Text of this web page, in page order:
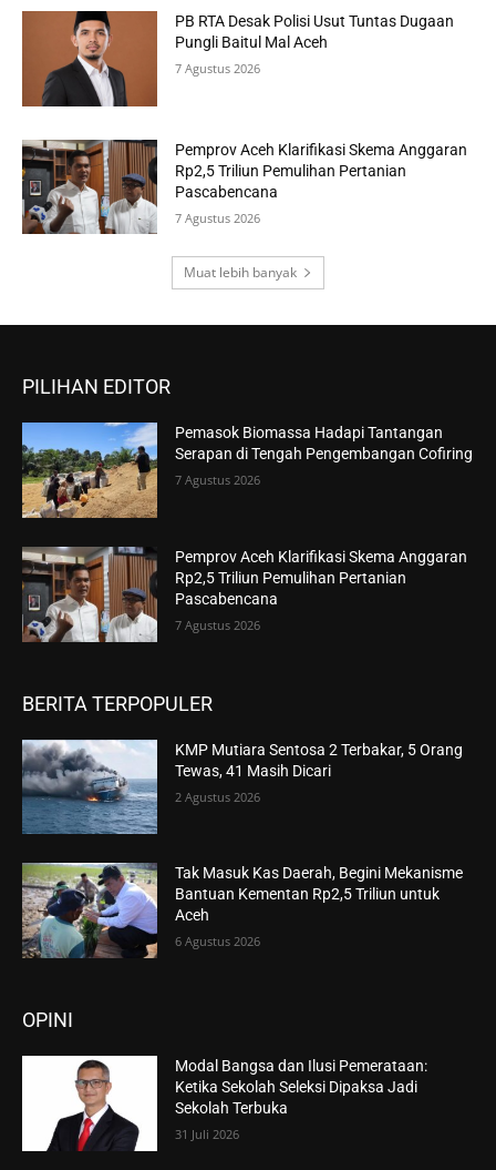
PB RTA Desak Polisi Usut Tuntas Dugaan
Pungli Baitul Mal Aceh
7 Agustus 2026
Pemprov Aceh Klarifikasi Skema Anggaran
Rp2,5 Triliun Pemulihan Pertanian
Pascabencana
7 Agustus 2026
Muat lebih banyak
PILIHAN EDITOR
Pemasok Biomassa Hadapi Tantangan
Serapan di Tengah Pengembangan Cofiring
7 Agustus 2026
Pemprov Aceh Klarifikasi Skema Anggaran
Rp2,5 Triliun Pemulihan Pertanian
Pascabencana
7 Agustus 2026
BERITA TERPOPULER
KMP Mutiara Sentosa 2 Terbakar, 5 Orang
Tewas, 41 Masih Dicari
2 Agustus 2026
Tak Masuk Kas Daerah, Begini Mekanisme
Bantuan Kementan Rp2,5 Triliun untuk
Aceh
6 Agustus 2026
OPINI
Modal Bangsa dan Ilusi Pemerataan:
Ketika Sekolah Seleksi Dipaksa Jadi
Sekolah Terbuka
31 Juli 2026